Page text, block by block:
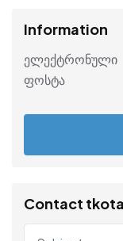
Information
ელექტრონული
ფოსტა
Contact